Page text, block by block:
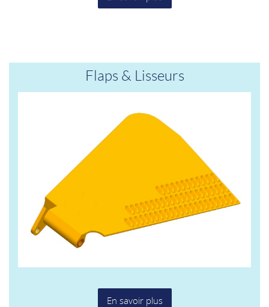
Flaps & Lisseurs
En savoir plus